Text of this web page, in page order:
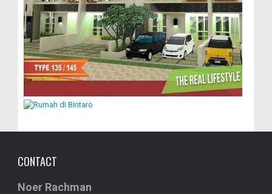
CONTACT
Noer Rachman